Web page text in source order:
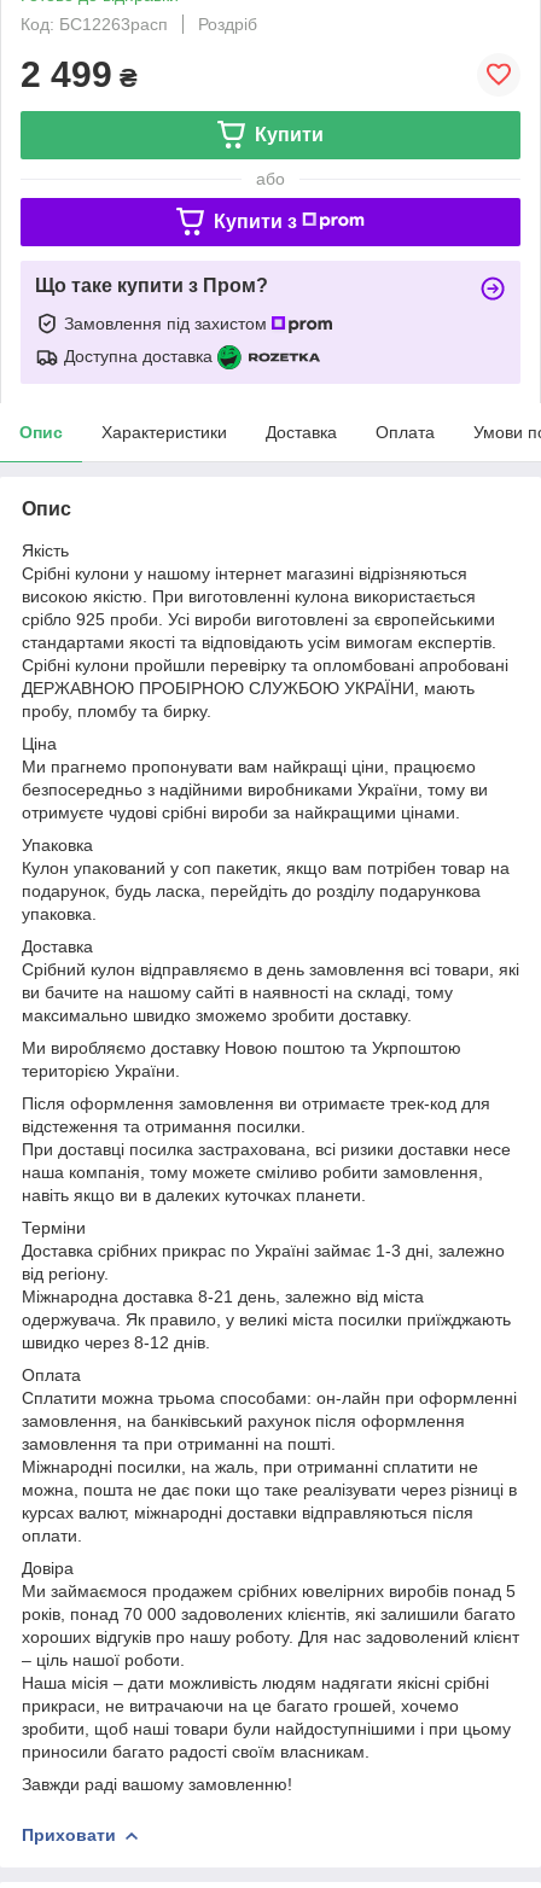
Код: БС12263расп
Роздріб
2 499 ₴
Купити
або
Купити з
Що таке купити з Пром?
Замовлення під захистом
Доступна доставка
Опис Характеристики Доставка Оплата Умови
Опис
Якість
Срібні кулони у нашому інтернет магазині відрізняються
високою якістю. При виготовленні кулона використається
срібло 925 проби. Усі вироби виготовлені за європейськими
стандартами якості та відповідають усім вимогам експертів.
Срібні кулони пройшли перевірку та опломбовані апробовані
ДЕРЖАВНОЮ ПРОБІРНОЮ СЛУЖБОЮ УКРАЇНИ, мають
пробу, пломбу та бирку.
Ціна
Ми прагнемо пропонувати вам найкращі ціни, працюємо
безпосередньо з надійними виробниками України, тому ви
отримуєте чудові срібні вироби за найкращими цінами.
Упаковка
Кулон упакований у соп пакетик, якщо вам потрібен товар на
подарунок, будь ласка, перейдіть до розділу подарункова
упаковка.
Доставка
Срібний кулон відправляємо в день замовлення всі товари, які
ви бачите на нашому сайті в наявності на складі, тому
максимально швидко зможемо зробити доставку.
Ми виробляємо доставку Новою поштою та Укрпоштою
територією України.
Після оформлення замовлення ви отримаєте трек-код для
відстеження та отримання посилки.
При доставці посилка застрахована, всі ризики доставки несе
наша компанія, тому можете сміливо робити замовлення,
навіть якщо ви в далеких куточках планети.
Терміни
Доставка срібних прикрас по Україні займає 1-3 дні, залежно
від регіону.
Міжнародна доставка 8-21 день, залежно від міста
одержувача. Як правило, у великі міста посилки приїжджають
швидко через 8-12 днів.
Оплата
Сплатити можна трьома способами: он-лайн при оформленні
замовлення, на банківський рахунок після оформлення
замовлення та при отриманні на пошті.
Міжнародні посилки, на жаль, при отриманні сплатити не
можна, пошта не дає поки що таке реалізувати через різниці в
курсах валют, міжнародні доставки відправляються після
оплати.
Довіра
Ми займаємося продажем срібних ювелірних виробів понад 5
років, понад 70 000 задоволених клієнтів, які залишили багато
хороших відгуків про нашу роботу. Для нас задоволений клієнт
– ціль нашої роботи.
Наша місія – дати можливість людям надягати якісні срібні
прикраси, не витрачаючи на це багато грошей, хочемо
зробити, щоб наші товари були найдоступнішими і при цьому
приносили багато радості своїм власникам.
Завжди раді вашому замовленню!
Приховати